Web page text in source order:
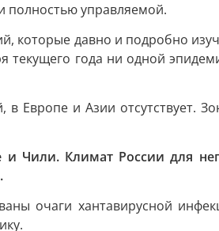
полностью управляемой.
которые давно и подробно
текущего года ни одной
и Азии отсутствует.
Чили. Климат России для
очаги хантавирусной